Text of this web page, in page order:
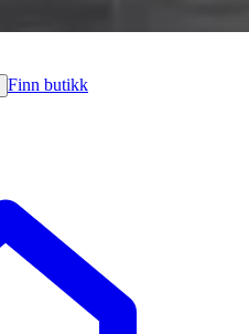
Finn butikk